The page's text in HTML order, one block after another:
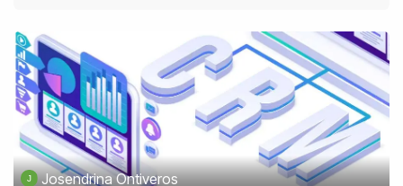
Josendrina Ontiveros